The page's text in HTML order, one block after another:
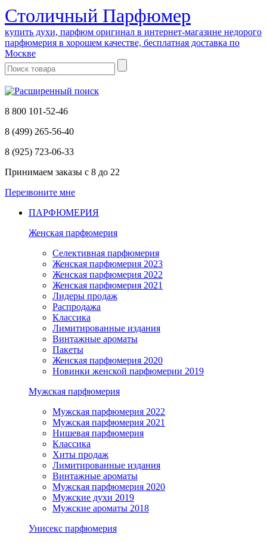
Cтоличный Парфюмер
купить духи, парфюм оригинал в интернет-магазине недорого
парфюмерия в хорошем качестве, бесплатная доставка по
Москве
8 800 101-52-46
8 (499) 265-56-40
8 (925) 723-06-33
Принимаем заказы с 8 до 22
Перезвоните мне
ПАРФЮМЕРИЯ
Женская парфюмерия
Селективная парфюмерия
Женская парфюмерия 2023
Женская парфюмерия 2022
Женская парфюмерия 2021
Лидеры продаж
Распродажа
Классика
Лимитированные издания
Винтажные ароматы
Пакеты
Женская парфюмерия 2020
Новинки женской парфюмерии 2019
Мужская парфюмерия
Мужская парфюмерия 2022
Мужская парфюмерия 2021
Нишевая парфюмерия
Классика
Хиты продаж
Лимитированные издания
Винтажные ароматы
Мужская парфюмерия 2020
Мужские духи 2019
Мужские ароматы 2018
Унисекс парфюмерия